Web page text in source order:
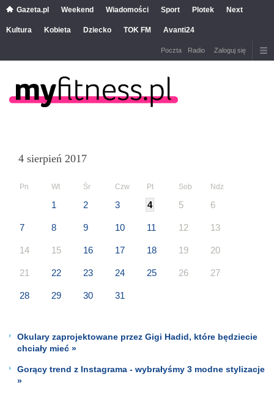
Gazeta.pl Weekend Wiadomości Sport Plotek Next
Kultura Kobieta Dziecko TOK FM Avanti24
Poczta Radio Zaloguj się
4 sierpień 2017
Pn Wt Śr Czw Pt Sob Ndz
1 2 3 4 5 6
7 8 9 10 11 12 13
14 15 16 17 18 19 20
21 22 23 24 25 26 27
28 29 30 31
Okulary zaprojektowane przez Gigi Hadid, które będziecie
chciały mieć »
Gorący trend z Instagrama - wybrałyśmy 3 modne stylizacje
»